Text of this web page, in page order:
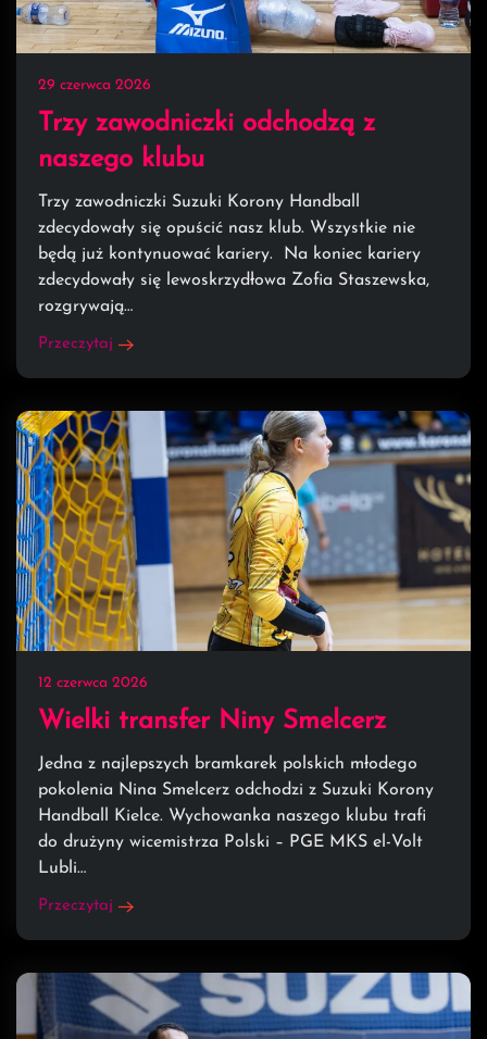
29 czerwca 2026
Trzy zawodniczki odchodzą z
naszego klubu
Trzy zawodniczki Suzuki Korony Handball
zdecydowały się opuścić nasz klub. Wszystkie nie
będą już kontynuować kariery. Na koniec kariery
zdecydowały się lewoskrzydłowa Zofia Staszewska,
rozgrywają…
Przeczytaj
12 czerwca 2026
Wielki transfer Niny Smelcerz
Jedna z najlepszych bramkarek polskich młodego
pokolenia Nina Smelcerz odchodzi z Suzuki Korony
Handball Kielce. Wychowanka naszego klubu trafi
do drużyny wicemistrza Polski – PGE MKS el-Volt
Lubli…
Przeczytaj